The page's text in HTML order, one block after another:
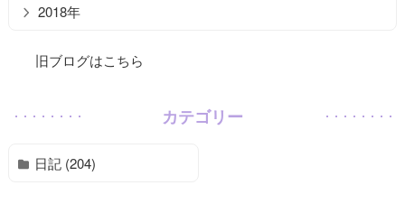
2018年
旧ブログはこちら
カテゴリー
日記 (204)